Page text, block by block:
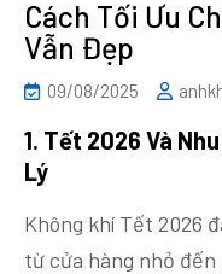
Cách Tối Ưu
Vẫn Đẹp
09/08/2025
1. Tết 2026 Và
Lý
Không khí Tết 2026
từ cửa hàng nhỏ